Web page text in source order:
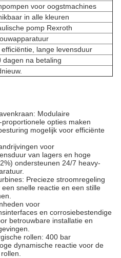
voor oogstmachines
in alle kleuren
pomp Rexroth
efficiëntie, lange levensduur
dagen na betaling
Modulaire
opties maken
mogelijk voor efficiënte
voor
van lagers en hoge
ondersteunen 24/7 heavy-
Precieze stroomregeling
snelle reactie en een stille
voor
en corrosiebestendige
betrouwbare installatie en
rollen: 400 bar
dynamische reactie voor de